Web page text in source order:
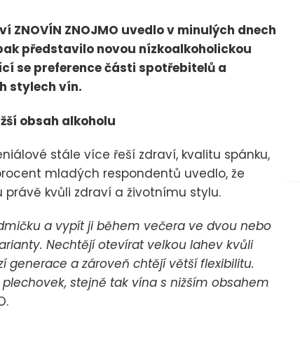
ZNOVÍN ZNOJMO uvedlo v minulých dnech
představilo novou nízkoalkoholickou
se preference části spotřebitelů a
stylech vín.
obsah alkoholu
stále více řeší zdraví, kvalitu spánku,
mladých respondentů uvedlo, že
kvůli zdraví a životnímu stylu.
a vypít ji během večera ve dvou nebo
Nechtějí otevírat velkou lahev kvůli
generace a zároveň chtějí větší flexibilitu.
stejně tak vína s nižším obsahem